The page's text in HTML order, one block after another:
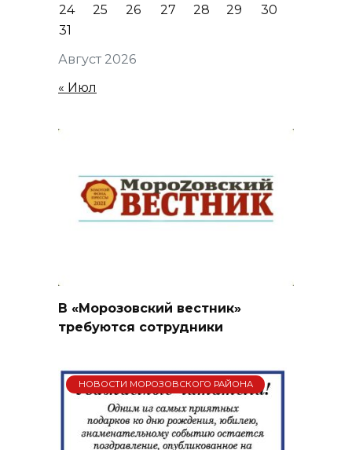
Август 2026
24
25 26 27 28 29
30
31
« Июл
В «Морозовский вестник»
требуются сотрудники
НОВОСТИ МОРОЗОВСКОГО РАЙОНА